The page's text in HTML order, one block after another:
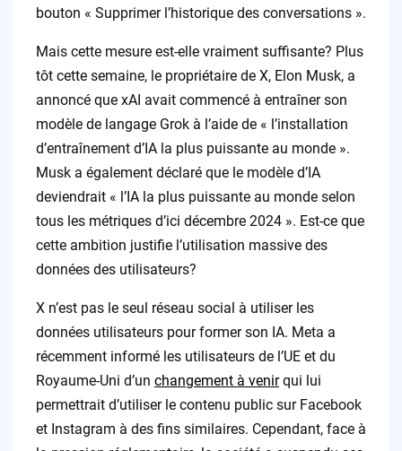
bouton « Supprimer l’historique des conversations ».
Mais cette mesure est-elle vraiment suffisante? Plus
tôt cette semaine, le propriétaire de X, Elon Musk, a
annoncé que xAI avait commencé à entraîner son
modèle de langage Grok à l’aide de « l’installation
d’entraînement d’IA la plus puissante au monde ».
Musk a également déclaré que le modèle d’IA
deviendrait « l’IA la plus puissante au monde selon
tous les métriques d’ici décembre 2024 ». Est-ce que
cette ambition justifie l’utilisation massive des
données des utilisateurs?
X n’est pas le seul réseau social à utiliser les
données utilisateurs pour former son IA. Meta a
récemment informé les utilisateurs de l’UE et du
Royaume-Uni d’un changement à venirqui lui
permettrait d’utiliser le contenu public sur Facebook
et Instagram à des fins similaires. Cependant, face à